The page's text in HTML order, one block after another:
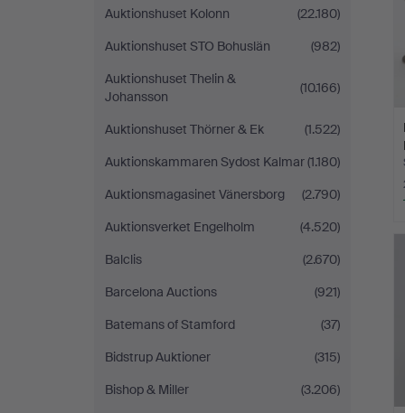
Auktionshuset Kolonn
(22.180)
Auktionshuset STO Bohuslän
(982)
Auktionshuset Thelin &
Johansson
(10.166)
Auktionshuset Thörner & Ek
(1.522)
Auktionskammaren Sydost Kalmar(1.180)
Auktionsmagasinet Vänersborg
(2.790)
Auktionsverket Engelholm
(4.520)
Balclis
(2.670)
Barcelona Auctions
(921)
Batemans of Stamford
(37)
Bidstrup Auktioner
(315)
Bishop & Miller
(3.206)